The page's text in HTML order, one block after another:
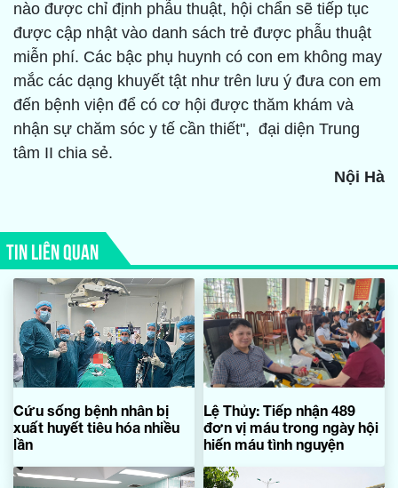
nào được chỉ định phẫu thuật, hội chẩn sẽ tiếp tục
được cập nhật vào danh sách trẻ được phẫu thuật
miễn phí. Các bậc phụ huynh có con em không may
mắc các dạng khuyết tật như trên lưu ý đưa con em
đến bệnh viện để có cơ hội được thăm khám và
nhận sự chăm sóc y tế cần thiết", đại diện Trung
tâm II chia sẻ.
Nội Hà
TIN LIÊN QUAN
Cứu sống bệnh nhân bị
xuất huyết tiêu hóa nhiều
lần
Lệ Thủy: Tiếp nhận 489
đơn vị máu trong ngày hội
hiến máu tình nguyện